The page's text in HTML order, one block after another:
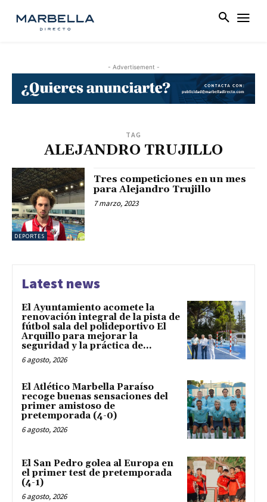
- Advertisement -
TAG
ALEJANDRO TRUJILLO
DEPORTES
Tres competiciones en un mes
para Alejandro Trujillo
7 marzo, 2023
Latest news
El Ayuntamiento acomete la
renovación integral de la pista de
fútbol sala del polideportivo El
Arquillo para mejorar la
seguridad y la práctica de...
6 agosto, 2026
El Atlético Marbella Paraíso
recoge buenas sensaciones del
primer amistoso de
pretemporada (4-0)
6 agosto, 2026
El San Pedro golea al Europa en
el primer test de pretemporada
(4-1)
6 agosto, 2026